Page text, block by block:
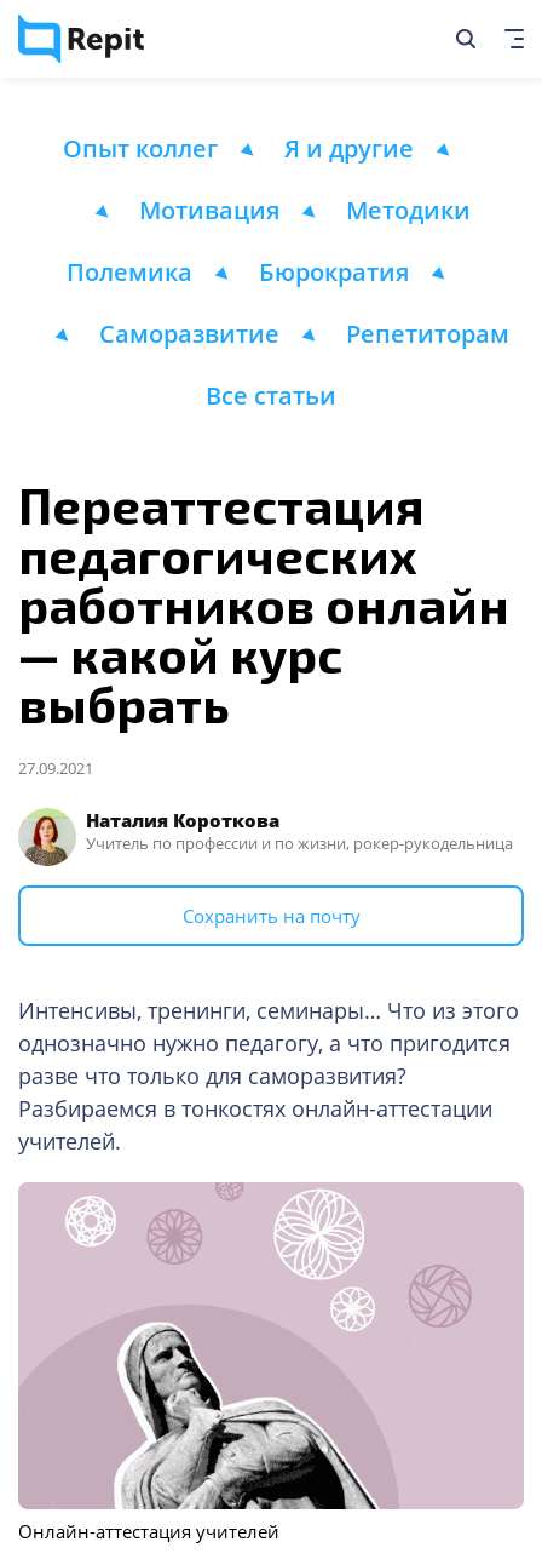
Опыт коллег
Я и другие
Мотивация
Методики
Полемика
Бюрократия
Саморазвитие
Репетиторам
Все статьи
Переаттестация
педагогических
работников онлайн
— какой курс
выбрать
27.09.2021
Наталия Короткова
Учитель по профессии и по жизни, рокер-рукодельница
Сохранить на почту
Интенсивы, тренинги, семинары… Что из этого
однозначно нужно педагогу, а что пригодится
разве что только для саморазвития?
Разбираемся в тонкостях онлайн-аттестации
учителей.
Онлайн-аттестация учителей